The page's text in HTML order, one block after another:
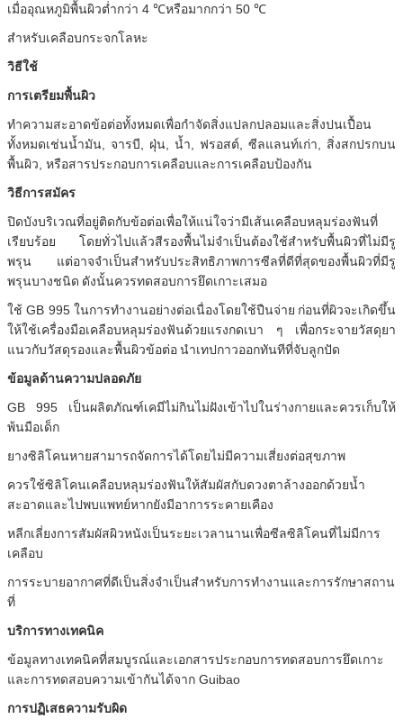
เมื่ออุณหภูมิพื้นผิวต่ำกว่า 4 ℃หรือมากกว่า 50 ℃
สำหรับเคลือบกระจกโลหะ
วิธีใช้
การเตรียมพื้นผิว
ทำความสะอาดข้อต่อทั้งหมดเพื่อกำจัดสิ่งแปลกปลอมและสิ่งปนเปื้อน
ทั้งหมดเช่นน้ำมัน, จารบี, ฝุ่น, น้ำ, ฟรอสต์, ซีลแลนท์เก่า, สิ่งสกปรกบน
พื้นผิว, หรือสารประกอบการเคลือบและการเคลือบป้องกัน
วิธีการสมัคร
ปิดบังบริเวณที่อยู่ติดกับข้อต่อเพื่อให้แน่ใจว่ามีเส้นเคลือบหลุมร่องฟันที่
เรียบร้อย
โดยทั่วไปแล้วสีรองพื้นไม่จำเป็นต้องใช้สำหรับพื้นผิวที่ไม่มีรู
พรุน แต่อาจจำเป็นสำหรับประสิทธิภาพการซีลที่ดีที่สุดของพื้นผิวที่มีรู
พรุนบางชนิด ดังนั้นควรทดสอบการยึดเกาะเสมอ
ใช้ GB 995 ในการทำงานอย่างต่อเนื่องโดยใช้ปืนจ่าย ก่อนที่ผิวจะเกิดขึ้น
ให้ใช้เครื่องมือเคลือบหลุมร่องฟันด้วยแรงกดเบา ๆ เพื่อกระจายวัสดุยา
แนวกับวัสดุรองและพื้นผิวข้อต่อนำเทปกาวออกทันทีที่จับลูกปัด
ข้อมูลด้านความปลอดภัย
GB 995 เป็นผลิตภัณฑ์เคมีไม่กินไม่ฝังเข้าไปในร่างกายและควรเก็บให้
พ้นมือเด็ก
ยางซิลิโคนหายสามารถจัดการได้โดยไม่มีความเสี่ยงต่อสุขภาพ
ควรใช้ซิลิโคนเคลือบหลุมร่องฟันให้สัมผัสกับดวงตาล้างออกด้วยน้ำ
สะอาดและไปพบแพทย์หากยังมีอาการระคายเคือง
หลีกเลี่ยงการสัมผัสผิวหนังเป็นระยะเวลานานเพื่อซีลซิลิโคนที่ไม่มีการ
เคลือบ
การระบายอากาศที่ดีเป็นสิ่งจำเป็นสำหรับการทำงานและการรักษาสถาน
ที่
บริการทางเทคนิค
ข้อมูลทางเทคนิคที่สมบูรณ์และเอกสารประกอบการทดสอบการยึดเกาะ
และการทดสอบความเข้ากันได้จาก Guibao
การปฏิเสธความรับผิด